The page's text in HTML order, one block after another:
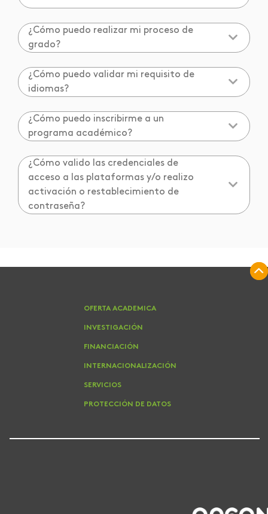
¿Cómo puedo realizar mi proceso de
grado?
¿Cómo puedo validar mi requisito de
idiomas?
¿Cómo puedo inscribirme a un
programa académico?
¿Cómo valido las credenciales de
acceso a las plataformas y/o realizo
activación o restablecimiento de
contraseña?
OFERTA ACADEMICA
INVESTIGACIÓN
FINANCIACIÓN
INTERNACIONALIZACIÓN
SERVICIOS
PROTECCIÓN DE DATOS